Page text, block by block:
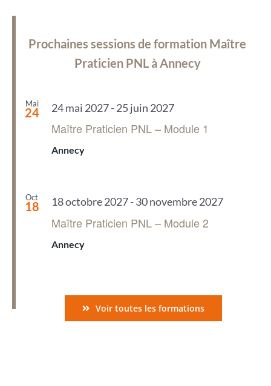
Prochaines sessions de formation Maître
Praticien PNL à Annecy
Mai
24 24 mai 2027-25 juin 2027
Maître Praticien PNL – Module 1
Annecy
Oct
18 18 octobre 2027-30 novembre 2027
Maître Praticien PNL – Module 2
Annecy
Voir toutes les formations